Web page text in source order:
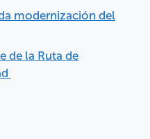
modernización del
de la Ruta de